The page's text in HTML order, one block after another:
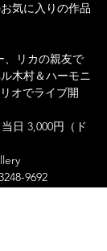
気に入りの作品
リカの親友で
木村＆ハーモニ
オでライブ開
日 3,000円（ド